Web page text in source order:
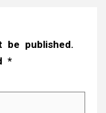
be published.
*